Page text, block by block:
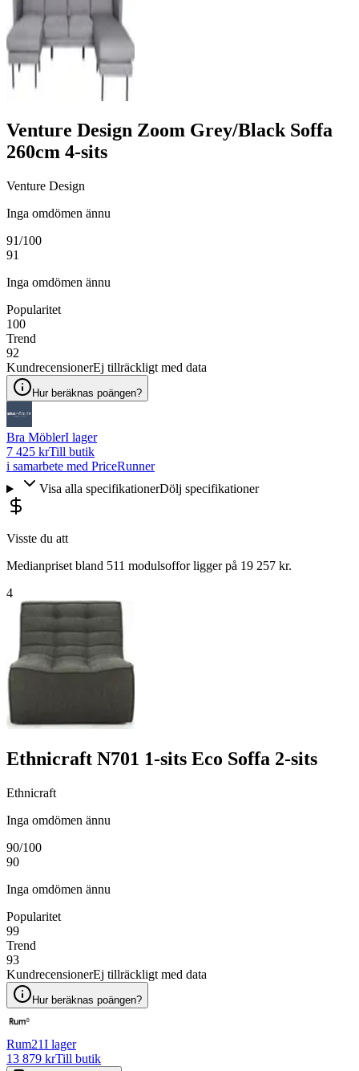
Venture Design Zoom Grey/Black Soffa
260cm 4-sits
Venture Design
Inga omdömen ännu
91/100
91
Inga omdömen ännu
Popularitet
100
Trend
92
KundrecensionerEj tillräckligt med data
Hur beräknas poängen?
Bra MöblerI lager
7 425 krTill butik
i samarbete med PriceRunner
Visa alla specifikationerDölj specifikationer
Visste du att
Medianpriset bland 511 modulsoffor ligger på 19 257 kr.
4
Ethnicraft N701 1-sits Eco Soffa 2-sits
Ethnicraft
Inga omdömen ännu
90/100
90
Inga omdömen ännu
Popularitet
99
Trend
93
KundrecensionerEj tillräckligt med data
Hur beräknas poängen?
Rum21I lager
13 879 krTill butik